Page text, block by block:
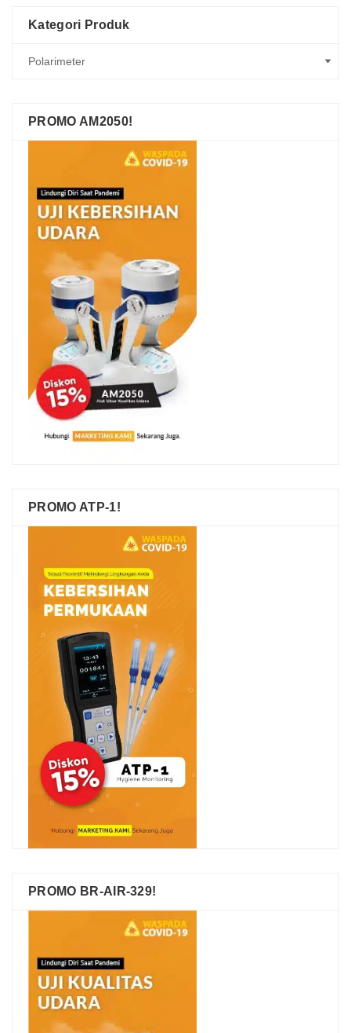
Kategori Produk
PROMO AM2050!
PROMO ATP-1!
PROMO BR-AIR-329!